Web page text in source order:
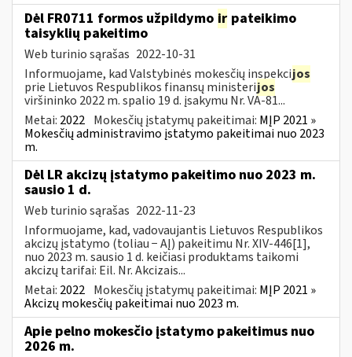
Dėl FR0711 formos užpildymo ir pateikimo
taisyklių pakeitimo
Web turinio sąrašas 2022-10-31
Informuojame, kad Valstybinės mokesčių inspekcijos
prie Lietuvos Respublikos finansų ministerijos
viršininko 2022 m. spalio 19 d. įsakymu Nr. VA-81...
Metai: 2022 Mokesčių įstatymų pakeitimai: MĮP 2021 »
Mokesčių administravimo įstatymo pakeitimai nuo 2023
m.
Dėl LR akcizų įstatymo pakeitimo nuo 2023 m.
sausio 1 d.
Web turinio sąrašas 2022-11-23
Informuojame, kad, vadovaujantis Lietuvos Respublikos
akcizų įstatymo (toliau − AĮ) pakeitimu Nr. XIV-446[1],
nuo 2023 m. sausio 1 d. keičiasi produktams taikomi
akcizų tarifai: Eil. Nr. Akcizais...
Metai: 2022 Mokesčių įstatymų pakeitimai: MĮP 2021 »
Akcizų mokesčių pakeitimai nuo 2023 m.
Apie pelno mokesčio įstatymo pakeitimus nuo
2026 m.